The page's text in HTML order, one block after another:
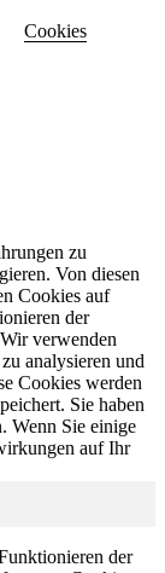
Cookies
zu
Von diesen
Cookies auf
der
verwenden
analysieren und
Cookies werden
Sie haben
Wenn Sie einige
auf Ihr
der